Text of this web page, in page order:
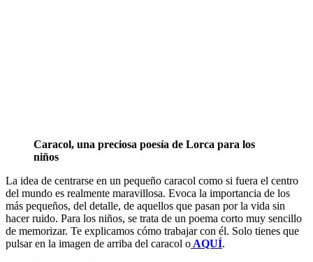
Caracol, una preciosa poesía de Lorca para los
niños
La idea de centrarse en un pequeño caracol como si fuera el centro
del mundo es realmente maravillosa. Evoca la importancia de los
más pequeños, del detalle, de aquellos que pasan por la vida sin
hacer ruido. Para los niños, se trata de un poema corto muy sencillo
de memorizar. Te explicamos cómo trabajar con él. Solo tienes que
pulsar en la imagen de arriba del caracol o AQUÍ.